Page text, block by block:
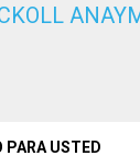
PARA USTED